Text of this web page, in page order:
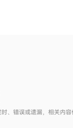
、错误或遗漏，相关内容